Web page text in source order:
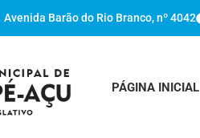
Avenida Barão do Rio Branco, nº 4042
PÁGINA INICIAL